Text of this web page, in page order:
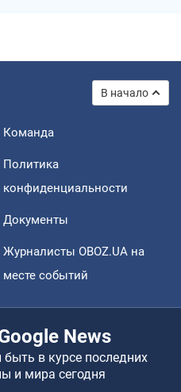
В начало
Команда
Политика
конфиденциальности
Документы
Журналисты OBOZ.UA на
месте событий
News
в курсе последних
и мира сегодня